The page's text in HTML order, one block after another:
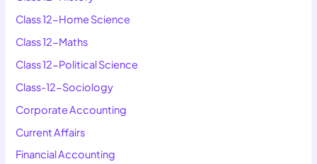
Class 12-Home Science
Class 12-Maths
Class 12-Political Science
Class-12-Sociology
Corporate Accounting
Current Affairs
Financial Accounting